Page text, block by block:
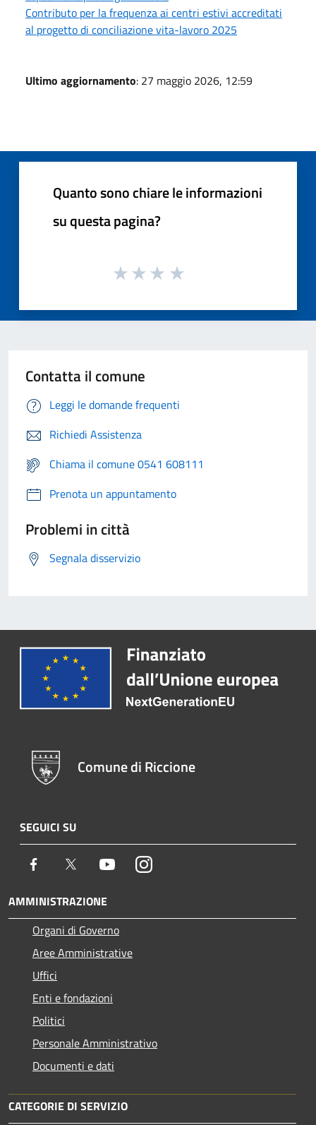
Contributo per la frequenza ai centri estivi accreditati
al progetto di conciliazione vita-lavoro 2025
Ultimo aggiornamento: 27 maggio 2026, 12:59
Quanto sono chiare le informazioni
su questa pagina?
Contatta il comune
Leggi le domande frequenti
Richiedi Assistenza
Chiama il comune 0541 608111
Prenota un appuntamento
Problemi in città
Segnala disservizio
Comune di Riccione
SEGUICI SU
Facebook Twitter YoutubeInstagram
AMMINISTRAZIONE
Organi di Governo
Aree Amministrative
Uffici
Enti e fondazioni
Politici
Personale Amministrativo
Documenti e dati
CATEGORIE DI SERVIZIO